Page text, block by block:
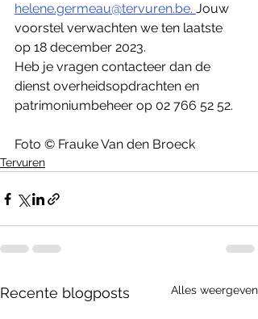
helene.germeau@tervuren.be. Jouw
voorstel verwachten we ten laatste
op 18 december 2023.
Heb je vragen contacteer dan de
dienst overheidsopdrachten en
patrimoniumbeheer op 02 766 52 52.
Foto © Frauke Van den Broeck
Tervuren
Recente blogposts Alles weergeven